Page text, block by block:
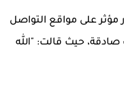
مؤثر على مواقع التواصل
صادقة، حيث قالت: "الله